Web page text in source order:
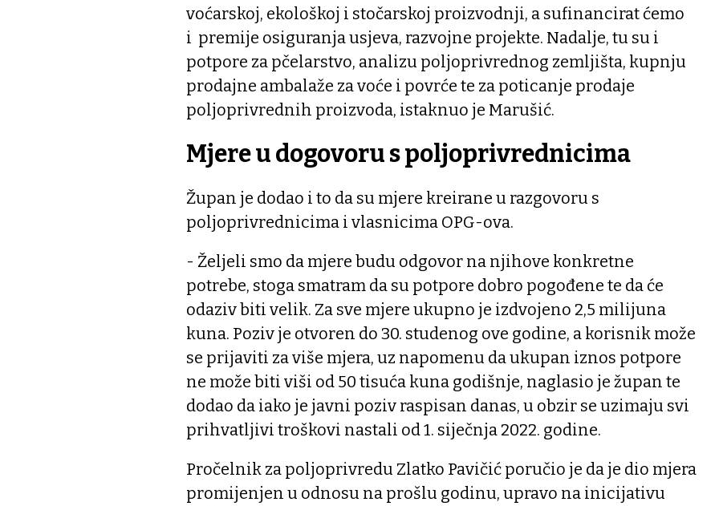
voćarskoj, ekološkoj i stočarskoj proizvodnji, a sufinancirat ćemo
i premije osiguranja usjeva, razvojne projekte. Nadalje, tu su i
potpore za pčelarstvo, analizu poljoprivrednog zemljišta, kupnju
prodajne ambalaže za voće i povrće te za poticanje prodaje
poljoprivrednih proizvoda, istaknuo je Marušić.
Mjere u dogovoru s poljoprivrednicima
Župan je dodao i to da su mjere kreirane u razgovoru s
poljoprivrednicima i vlasnicima OPG-ova.
- Željeli smo da mjere budu odgovor na njihove konkretne
potrebe, stoga smatram da su potpore dobro pogođene te da će
odaziv biti velik. Za sve mjere ukupno je izdvojeno 2,5 milijuna
kuna. Poziv je otvoren do 30. studenog ove godine, a korisnik može
se prijaviti za više mjera, uz napomenu da ukupan iznos potpore
ne može biti viši od 50 tisuća kuna godišnje, naglasio je župan te
dodao da iako je javni poziv raspisan danas, u obzir se uzimaju svi
prihvatljivi troškovi nastali od 1. siječnja 2022. godine.
Pročelnik za poljoprivredu Zlatko Pavičić poručio je da je dio mjera
promijenjen u odnosu na prošlu godinu, upravo na inicijativu